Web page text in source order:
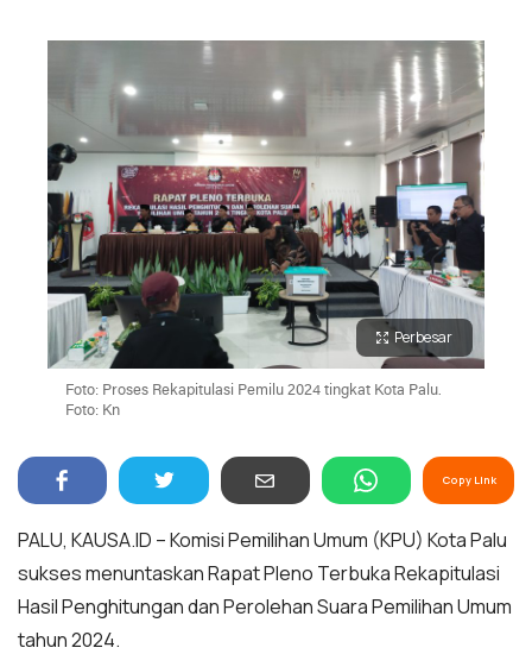
Perbesar
Foto: Proses Rekapitulasi Pemilu 2024 tingkat Kota Palu.
Foto: Kn
Copy Link
PALU, KAUSA.ID – Komisi Pemilihan Umum (KPU) Kota Palu
sukses menuntaskan Rapat Pleno Terbuka Rekapitulasi
Hasil Penghitungan dan Perolehan Suara Pemilihan Umum
tahun 2024.